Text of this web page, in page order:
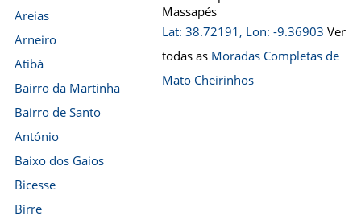
Areias
Arneiro
Atibá
Bairro da Martinha
Bairro de Santo
António
Baixo dos Gaios
Bicesse
Birre
Massapés
Lat: 38.72191, Lon: -9.36903 Ver
todas as Moradas Completas de
Mato Cheirinhos